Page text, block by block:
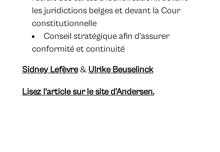
les juridictions belges et devant la Cour
constitutionnelle
Conseil stratégique afin d’assurer
conformité et continuité
Sidney Lefèvre& Ulrike Beuselinck
Lisez l’article sur le site d’Andersen.